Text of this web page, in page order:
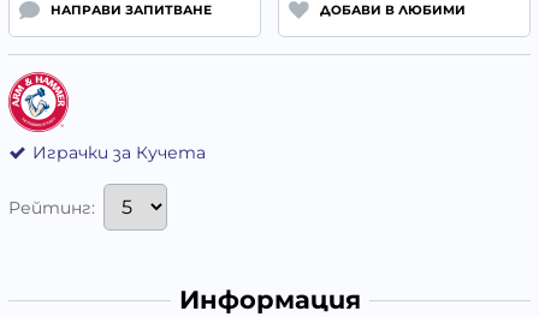
НАПРАВИ ЗАПИТВАНЕ ДОБАВИ В ЛЮБИМИ
Играчки за Кучета
Рейтинг:
Информация